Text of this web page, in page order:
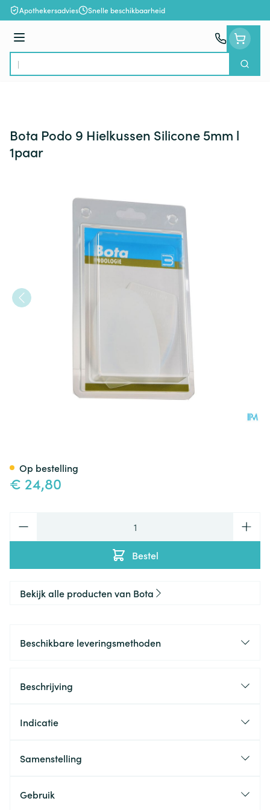
Ga naar de inhoud
Apothekersadvies Snelle beschikbaarheid
Menu
Product, merk, categorie...
Zoek
Bota Podo 9 Hielkussen Silicone 5mm l
1paar
€ 24,80
Bestel
Op bestelling
Bekijk alle producten van Bota
Beschikbare leveringsmethoden
Beschrijving
Indicatie
Samenstelling
Gebruik